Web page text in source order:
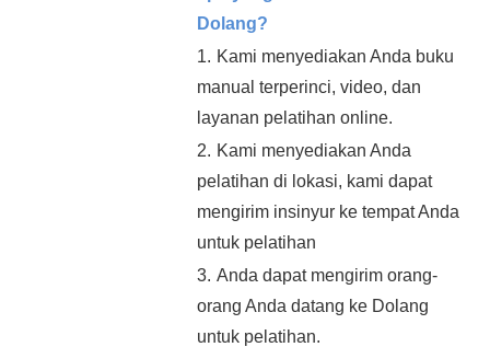
Dolang?
1. Kami menyediakan Anda buku
manual terperinci, video, dan
layanan pelatihan online.
2. Kami menyediakan Anda
pelatihan di lokasi, kami dapat
mengirim insinyur ke tempat Anda
untuk pelatihan
3. Anda dapat mengirim orang-
orang Anda datang ke Dolang
untuk pelatihan.